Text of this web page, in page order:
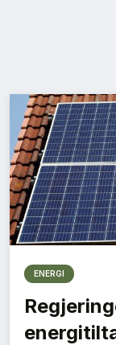
Bærekraft
Digitalisering
Eiendom
Øvrige
Tips redaksjonen
Annonsering
ENERGI